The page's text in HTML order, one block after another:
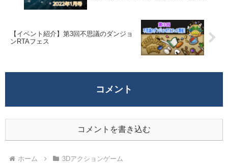
【イベント紹介】第3回不思議のダンジョ
ンRTAフェス
コメント
コメントを書き込む
ホーム 3Dアクションゲーム